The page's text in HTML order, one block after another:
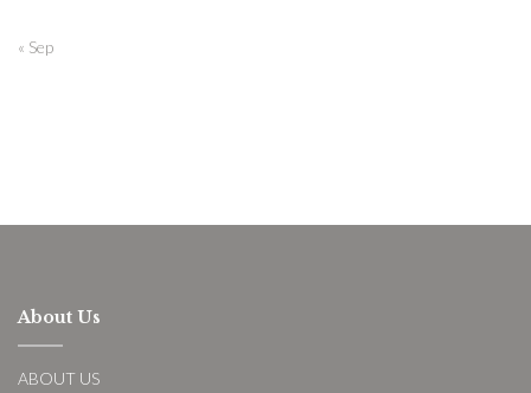
« Sep
About Us
ABOUT US